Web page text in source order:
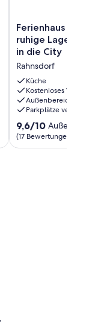
Ferienhaus
direkt
am
Wald,
ruhige
Lage
mit
guter
Anbindung
in
die
City
Ferienhaus direkt
ruhige Lage mit
in die City
Rahnsdorf
Küche
Kostenloses WLAN
Außenbereich
Parkplätze verfügbar
9.6
von
10,
9,6/10
(17 Bewertungen)